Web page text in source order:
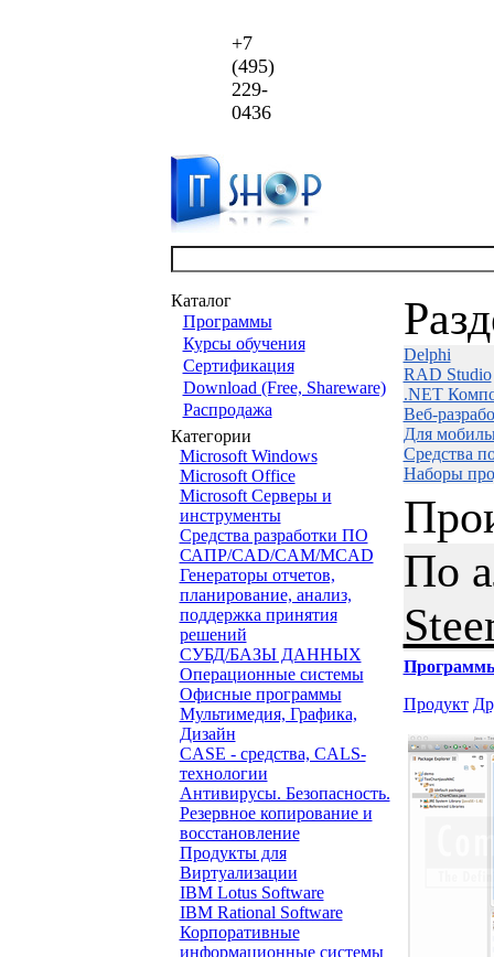
+7
(495)
229-
0436
Каталог
Программы
Курсы обучения
Сертификация
Download (Free, Shareware)
Распродажа
Категории
Microsoft Windows
Microsoft Office
Microsoft Серверы и
инструменты
Средства разработки ПО
САПР/CAD/CAM/MCAD
Генераторы отчетов,
планирование, анализ,
поддержка принятия
решений
СУБД/БАЗЫ ДАННЫХ
Операционные системы
Офисные программы
Мультимедия, Графика,
Дизайн
CASE - средства, CALS-
технологии
Антивирусы. Безопасность.
Резервное копирование и
восстановление
Продукты для
Виртуализации
IBM Lotus Software
IBM Rational Software
Корпоративные
информационные системы
Delphi
RAD Studio
.NET
Веб-
Для
Средства
Наборы
По
Продукт